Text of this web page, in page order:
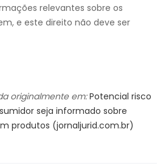
relevantes sobre os
e este direito não deve ser
originalmente em: Potencial risco
seja informado sobre
produtos (jornaljurid.com.br)